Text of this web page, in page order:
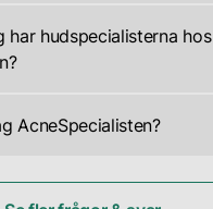
har hudspecialisterna hos
AcneSpecialisten?